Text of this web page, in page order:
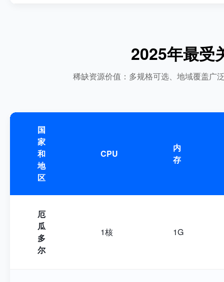
2025年最受
稀缺资源价值：多规格可选、地域覆盖广
国
家
和
地
区
CPU
内
存
厄
瓜
多
尔
1核 1G